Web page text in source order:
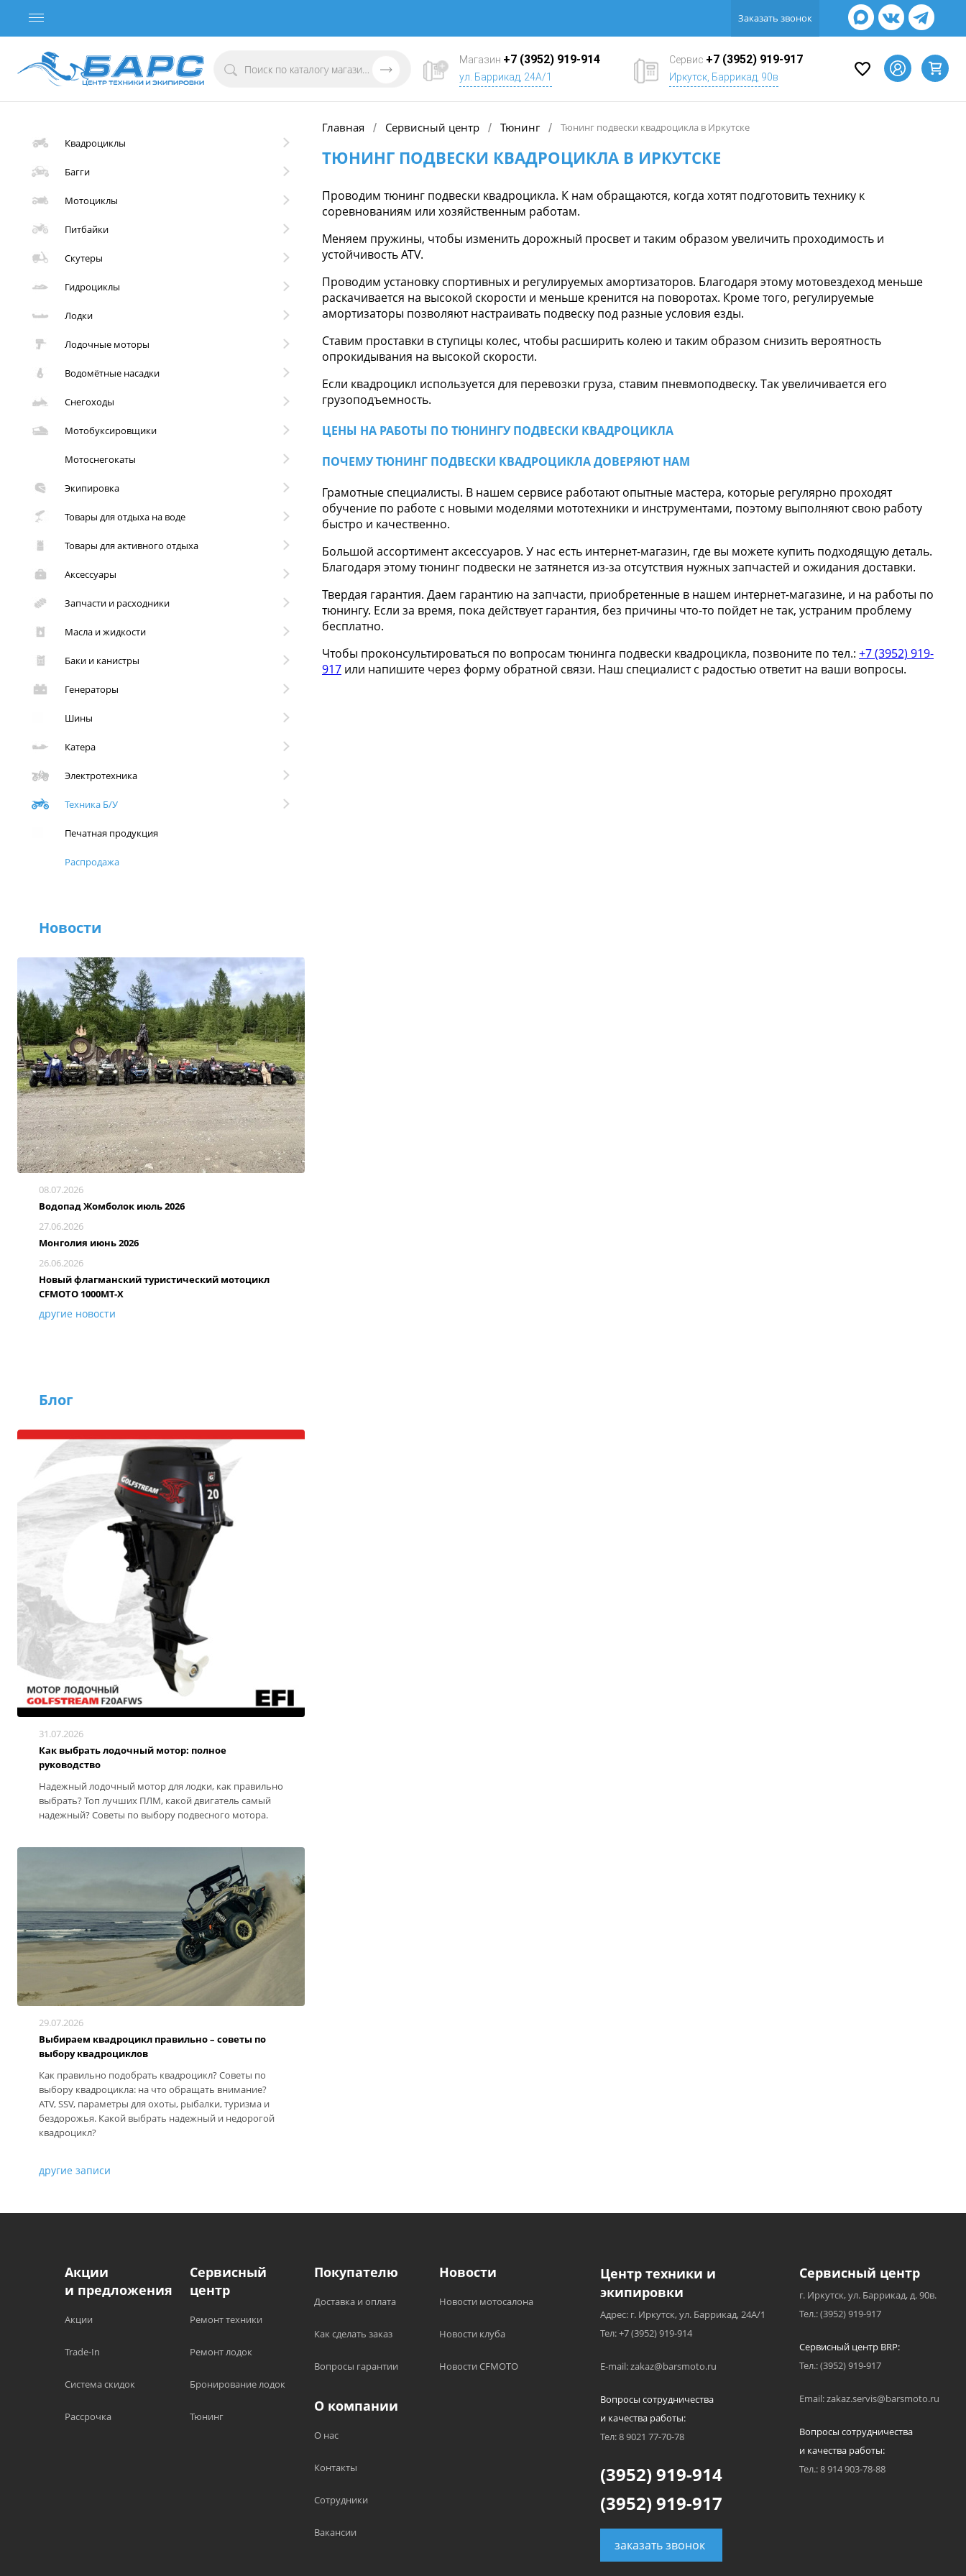
Заказать звонок
Магазин +7 (3952) 919-914
ул. Баррикад, 24А/1
Сервис +7 (3952) 919-917
Иркутск, Баррикад, 90в
Квадроциклы
Багги
Мотоциклы
Питбайки
Скутеры
Гидроциклы
Лодки
Лодочные моторы
Водомётные насадки
Снегоходы
Мотобуксировщики
Мотоснегокаты
Экипировка
Товары для отдыха на воде
Товары для активного отдыха
Аксессуары
Запчасти и расходники
Масла и жидкости
Баки и канистры
Генераторы
Шины
Катера
Электротехника
Техника Б/У
Печатная продукция
Распродажа
Новости
08.07.2026
Водопад Жомболок июль 2026
27.06.2026
Монголия июнь 2026
26.06.2026
Новый флагманский туристический мотоцикл
CFMOTO 1000MT-X
другие новости
Блог
31.07.2026
Как выбрать лодочный мотор: полное
руководство
Надежный лодочный мотор для лодки, как правильно
выбрать? Топ лучших ПЛМ, какой двигатель самый
надежный? Советы по выбору подвесного мотора.
29.07.2026
Выбираем квадроцикл правильно – советы по
выбору квадроциклов
Как правильно подобрать квадроцикл? Советы по
выбору квадроцикла: на что обращать внимание?
ATV, SSV, параметры для охоты, рыбалки, туризма и
бездорожья. Какой выбрать надежный и недорогой
квадроцикл?
другие записи
Главная / Сервисный центр / Тюнинг / Тюнинг подвески квадроцикла в Иркутске
ТЮНИНГ ПОДВЕСКИ КВАДРОЦИКЛА В ИРКУТСКЕ
Проводим тюнинг подвески квадроцикла. К нам обращаются, когда хотят подготовить технику к
соревнованиям или хозяйственным работам.
Меняем пружины, чтобы изменить дорожный просвет и таким образом увеличить проходимость и
устойчивость ATV.
Проводим установку спортивных и регулируемых амортизаторов. Благодаря этому мотовездеход меньше
раскачивается на высокой скорости и меньше кренится на поворотах. Кроме того, регулируемые
амортизаторы позволяют настраивать подвеску под разные условия езды.
Ставим проставки в ступицы колес, чтобы расширить колею и таким образом снизить вероятность
опрокидывания на высокой скорости.
Если квадроцикл используется для перевозки груза, ставим пневмоподвеску. Так увеличивается его
грузоподъемность.
ЦЕНЫ НА РАБОТЫ ПО ТЮНИНГУ ПОДВЕСКИ КВАДРОЦИКЛА
ПОЧЕМУ ТЮНИНГ ПОДВЕСКИ КВАДРОЦИКЛА ДОВЕРЯЮТ НАМ
Грамотные специалисты. В нашем сервисе работают опытные мастера, которые регулярно проходят
обучение по работе с новыми моделями мототехники и инструментами, поэтому выполняют свою работу
быстро и качественно.
Большой ассортимент аксессуаров. У нас есть интернет-магазин, где вы можете купить подходящую деталь.
Благодаря этому тюнинг подвески не затянется из-за отсутствия нужных запчастей и ожидания доставки.
Твердая гарантия. Даем гарантию на запчасти, приобретенные в нашем интернет-магазине, и на работы по
тюнингу. Если за время, пока действует гарантия, без причины что-то пойдет не так, устраним проблему
бесплатно.
Чтобы проконсультироваться по вопросам тюнинга подвески квадроцикла, позвоните по тел.: +7 (3952) 919-
917 или напишите через форму обратной связи. Наш специалист с радостью ответит на ваши вопросы.
Акции
и предложения
Акции
Trade-In
Система скидок
Рассрочка
Сервисный
центр
Ремонт техники
Ремонт лодок
Бронирование лодок
Тюнинг
Покупателю
Доставка и оплата
Как сделать заказ
Вопросы гарантии
Новости
Новости мотосалона
Новости клуба
Новости CFMOTO
О компании
О нас
Контакты
Сотрудники
Вакансии
Центр техники и
экипировки
Адрес: г. Иркутск, ул. Баррикад, 24А/1
Тел: +7 (3952) 919-914
E-mail: zakaz@barsmoto.ru
Вопросы сотрудничества
и качества работы:
Тел: 8 9021 77-70-78
(3952) 919-914
(3952) 919-917
заказать звонок
Сервисный центр
г. Иркутск, ул. Баррикад, д. 90в.
Тел.: (3952) 919-917
Сервисный центр BRP:
Тел.: (3952) 919-917
Email: zakaz.servis@barsmoto.ru
Вопросы сотрудничества
и качества работы:
Тел.: 8 914 903-78-88